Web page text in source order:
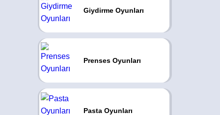
Giydirme Oyunları
Prenses Oyunları
Pasta Oyunları